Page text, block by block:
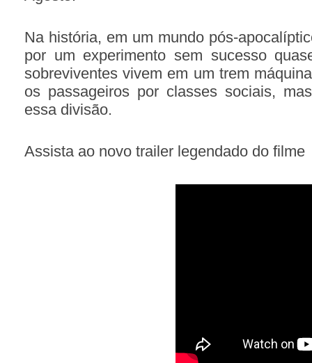
Na história, em um mundo pós-
por um experimento sem sucesso
sobreviventes vivem em um trem
os passageiros por classes sociais,
essa divisão.
Assista ao novo trailer legendado do filme